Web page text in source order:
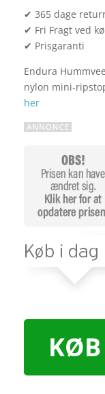
✔ 365 dage
✔ Fri Fragt ved
✔ Prisgaranti
Endura
nylon mini-
her
KØB